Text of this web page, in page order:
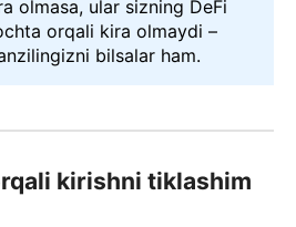
olmasa, ular sizning DeFi
orqali kira olmaydi –
bilsalar ham.
kirishni tiklashim